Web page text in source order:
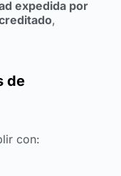
expedida por
,
de
con: